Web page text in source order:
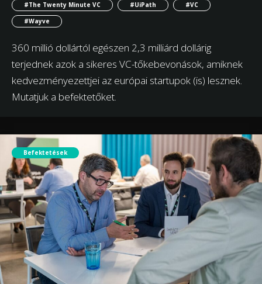
#The Twenty Minute VC
#UiPath
#VC
#Wayve
360 millió dollártól egészen 2,3 milliárd dollárig
terjednek azok a sikeres VC-tőkebevonások, amiknek
kedvezményezettjei az európai startupok (is) lesznek.
Mutatjuk a befektetőket.
Befektetések